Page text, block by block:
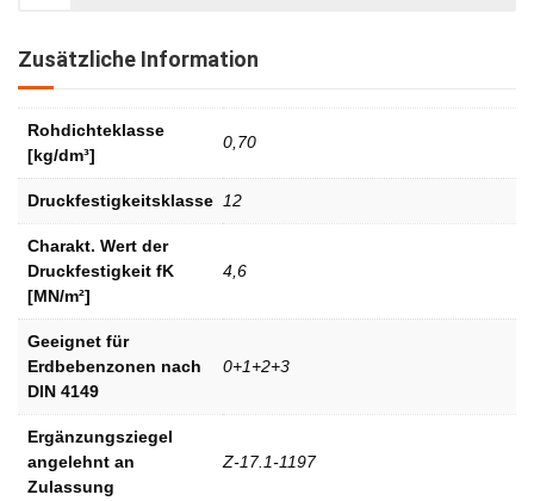
Zusätzliche Information
Rohdichteklasse
[kg/dm³]
0,70
Druckfestigkeitsklasse 12
Charakt. Wert der
Druckfestigkeit fK
[MN/m²]
4,6
Geeignet für
Erdbebenzonen nach
DIN 4149
0+1+2+3
Ergänzungsziegel
angelehnt an
Zulassung
Z-17.1-1197